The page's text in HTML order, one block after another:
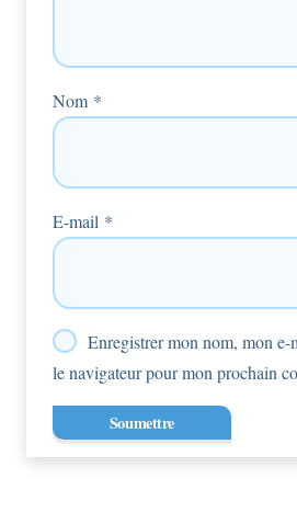
Nom *
E-mail *
Enregistrer mon nom, mon e-
le navigateur pour mon prochain